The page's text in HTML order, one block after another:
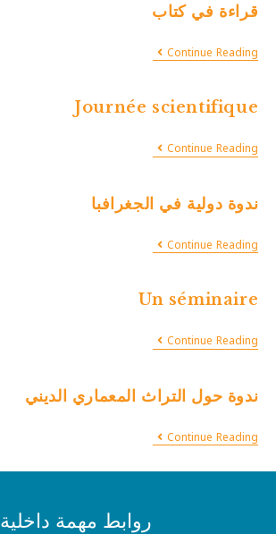
قراءة في كتاب
Continue Reading
Journée scientifique
Continue Reading
ندوة دولية في الجغرافبا
Continue Reading
Un séminaire
Continue Reading
ندوة حول التراث المعماري الديني
Continue Reading
روابط مهمة داخلية